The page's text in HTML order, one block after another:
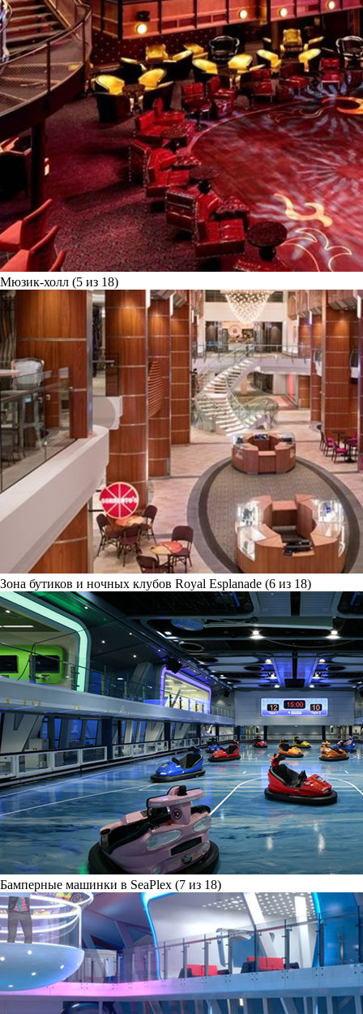
Мюзик-холл (5 из 18)
Зона бутиков и ночных клубов Royal Esplanade (6 из 18)
Бамперные машинки в SeaPlex (7 из 18)